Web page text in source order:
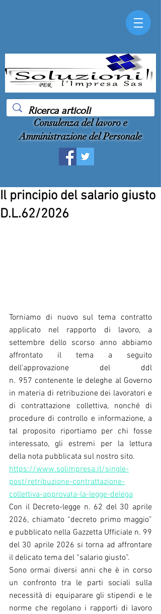
Consulenza del lavoro e
Amministrazione del Personale
Il principio del salario giusto
D.L.62/2026
Torniamo di nuovo sul tema contratto
applicato nel rapporto di lavoro, a
settembre dello scorso anno abbiamo
affrontato il tema a seguito
dell’approvazione del ddl
n. 957 contenente le deleghe al Governo
in materia di retribuzione dei lavoratori e
di contrattazione collettiva, nonché di
procedure di controllo e informazione, a
tal proposito riportiamo per chi fosse
interessato, gli estremi per la lettura
della nota pubblicata sul nostro sito.
https://www.solimpresa.it/single-
post/retribuzione-contrattazione-
collettiva-approvata-la-legge-delega
Con il Decreto-legge n. 62 del 30 aprile
2026, chiamato “decreto primo maggio”
e pubblicato nella Gazzetta Ufficiale n. 99
del 30 aprile 2026 si torna ad affrontare
il delicato tema del “salario giusto”.
Sono ormai diversi anni che è in corso
un confronto tra le parti sociali sulla
necessità di equiparare gli stipendi e le
norme che regolano i rapporti di lavoro